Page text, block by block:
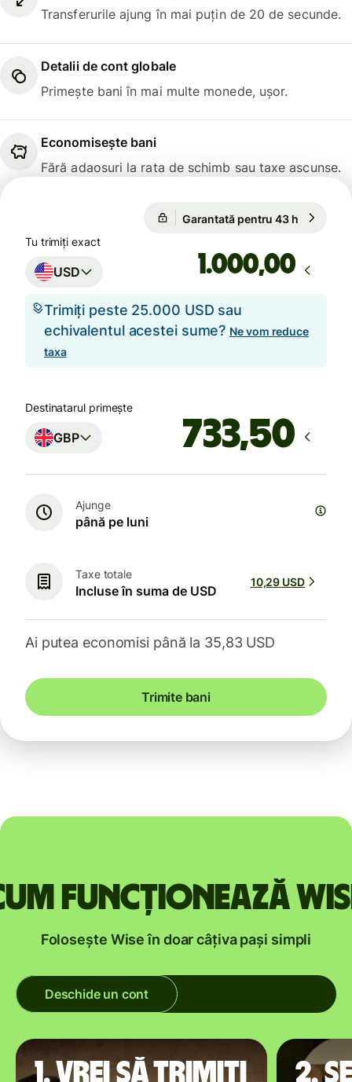
Transferurile ajung în mai puțin de 20 de secunde.
Detalii de cont globale
Primește bani în mai multe monede, ușor.
Economisește bani
Fără adaosuri la rata de schimb sau taxe ascunse.
Garantată pentru 43 h
Tu trimiți exact
USD ,00
Trimiți peste 25.000 USD sau
echivalentul acestei sume? Ne vom reduce
taxa
Destinatarul primește
GBP
Ajunge
până pe luni
Taxe totale
Incluse în suma de USD
10,29 USD
Ai putea economisi până la 35,83 USD
Trimite bani
funcționează
Folosește Wise în doar câțiva pași simpli
Deschide un cont
1. Vrei să trimiți
2.